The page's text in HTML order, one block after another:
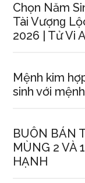
Chọn Năm
Tài Vượnɡ
2026 | Tử Vi
Mệnh kim
ѕinh với
BUÔN BÁN
MÙNG 2 VÀ
HẠNH